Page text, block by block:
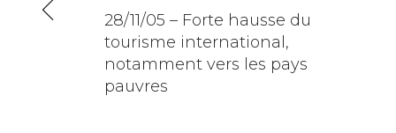
N
28/11/05 – Forte hausse du
tourisme international,
notamment vers les pays
pauvres